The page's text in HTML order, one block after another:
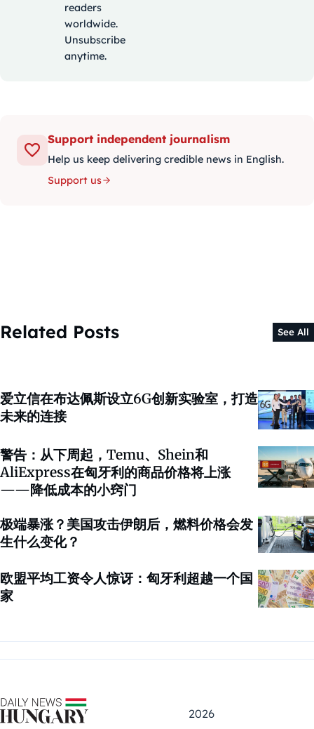
readers
worldwide.
Unsubscribe
anytime.
Support independent journalism
Help us keep delivering credible news in English.
Support us
Related Posts See All
爱立信在布达佩斯设立6G创新实验室，打造
未来的连接
警告：从下周起，Temu、Shein和
AliExpress在匈牙利的商品价格将上涨
——降低成本的小窍门
极端暴涨？美国攻击伊朗后，燃料价格会发
生什么变化？
欧盟平均工资令人惊讶：匈牙利超越一个国
家
2026